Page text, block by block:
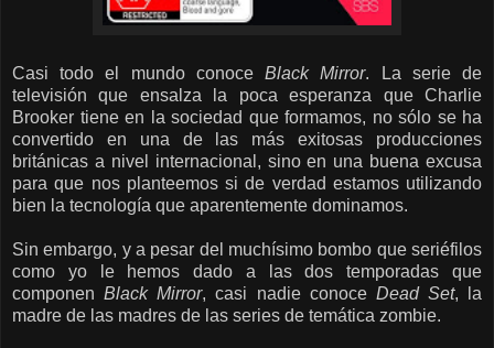
Casi todo el mundo conoceBlack Mirror. La serie de
televisión que ensalza la poca esperanza que Charlie
Brooker tiene en la sociedad que formamos, no sólo se ha
convertido en una de las más exitosas producciones
británicas a nivel internacional, sino en una buena excusa
para que nos planteemos si de verdad estamos utilizando
bien la tecnología que aparentemente dominamos.
Sin embargo, y a pesar del muchísimo bombo que seriéfilos
como yo le hemos dado a las dos temporadas que
componenBlack Mirror, casi nadie conoce Dead Set, la
madre de las madres de las series de temática zombie.